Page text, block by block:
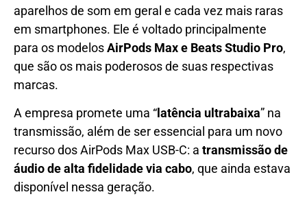
aparelhos de som em geral e cada vez mais raras
em smartphones. Ele é voltado principalmente
para os modelosAirPods Max e Beats Studio Pro,
que são os mais poderosos de suas respectivas
marcas.
A empresa promete uma “ latência ultrabaixa” na
transmissão, além de ser essencial para um novo
recurso dos AirPods Max USB-C: a transmissão de
áudio de alta fidelidade via cabo, que ainda estava
disponível nessa geração.